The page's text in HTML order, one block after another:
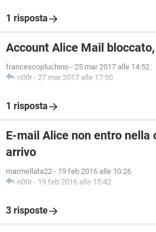
1 risposta
Account Alice Mail
francescopluchino - 25 mar 2017 alle 14:52
n00r - 27 mar 2017 alle 17:50
1 risposta
E-mail Alice non entro nella
arrivo
marmellata22 - 19 feb 2016 alle 10:26
n00r - 19 feb 2016 alle 15:42
3 risposte